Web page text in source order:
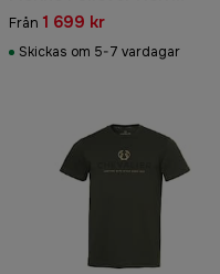
Leather Brown
Från 1 699 kr
Skickas om 5-7 vardagar